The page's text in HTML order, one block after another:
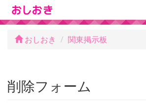
おしおき 関東掲示板
削除フォーム